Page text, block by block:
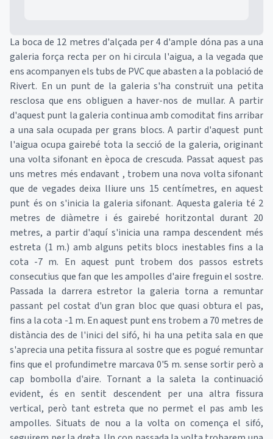
La boca de 12 metres d'alçada per 4 d'ample dóna pas a una
galeria força recta per on hi circula l'aigua, a la vegada que
ens acompanyen els tubs de PVC que abasten a la població de
Rivert. En un punt de la galeria s'ha construït una petita
resclosa que ens obliguen a haver-nos de mullar. A partir
d'aquest punt la galeria continua amb comoditat fins arribar
a una sala ocupada per grans blocs. A partir d'aquest punt
l'aigua ocupa gairebé tota la secció de la galeria, originant
una volta sifonant en època de crescuda. Passat aquest pas
uns metres més endavant , trobem una nova volta sifonant
que de vegades deixa lliure uns 15 centímetres, en aquest
punt és on s'inicia la galeria sifonant. Aquesta galeria té 2
metres de diàmetre i és gairebé horitzontal durant 20
metres, a partir d'aquí s'inicia una rampa descendent més
estreta (1 m.) amb alguns petits blocs inestables fins a la
cota -7 m. En aquest punt trobem dos passos estrets
consecutius que fan que les ampolles d'aire freguin el sostre.
Passada la darrera estretor la galeria torna a remuntar
passant pel costat d'un gran bloc que quasi obtura el pas,
fins a la cota -1 m. En aquest punt ens trobem a 70 metres de
distància des de l'inici del sifó, hi ha una petita sala en que
s'aprecia una petita fissura al sostre que es pogué remuntar
fins que el profundimetre marcava 0'5 m. sense sortir però a
cap bombolla d'aire. Tornant a la saleta la continuació
evident, és en sentit descendent per una altra fissura
vertical, però tant estreta que no permet el pas amb les
ampolles. Situats de nou a la volta on comença el sifó,